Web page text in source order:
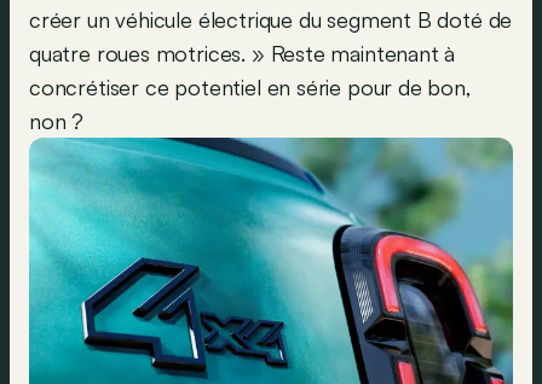
créer un véhicule électrique du segment B doté de
quatre roues motrices. » Reste maintenant à
concrétiser ce potentiel en série pour de bon,
non ?